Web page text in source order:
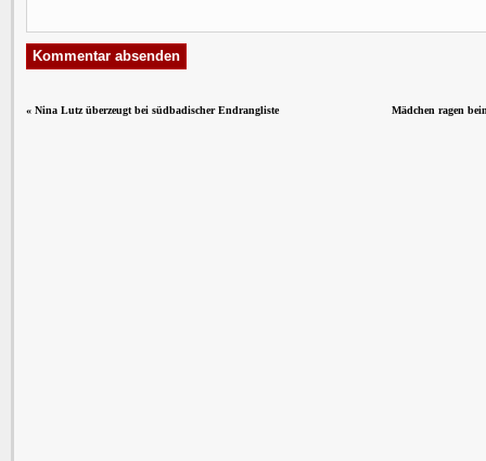
« Nina Lutz überzeugt bei südbadischer Endrangliste Mädchen ragen